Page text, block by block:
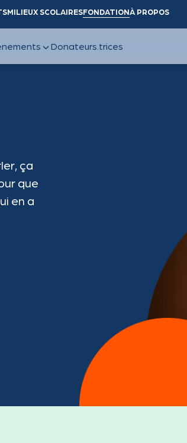
MILIEUX SCOLAIRESFONDATIONÀ PROPOS
ça
que
en a